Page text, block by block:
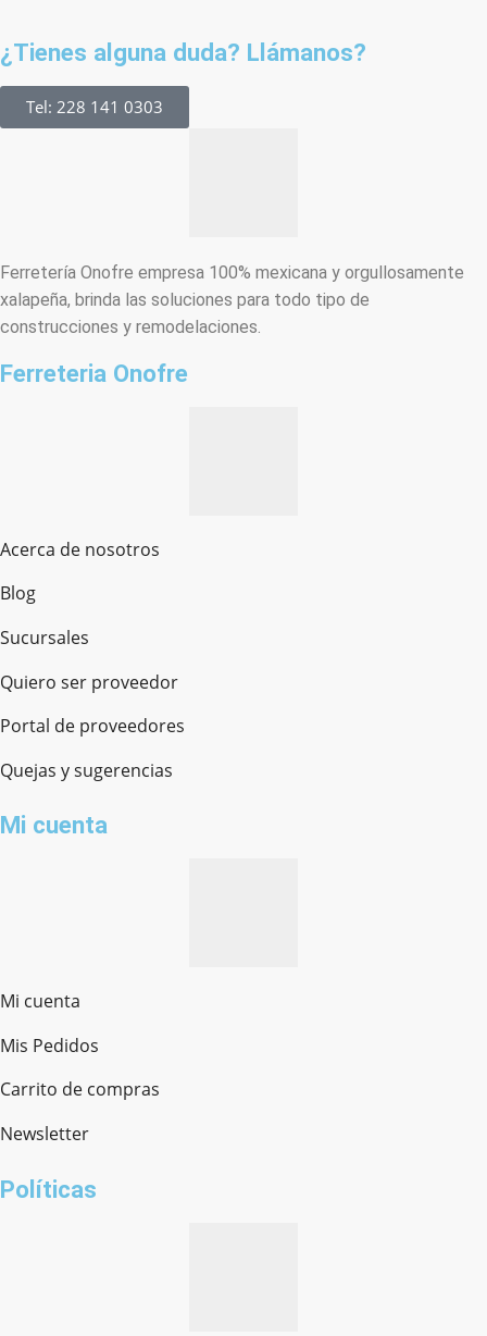
¿Tienes alguna duda? Llámanos?
Tel: 228 141 0303
Ferretería Onofre empresa 100% mexicana y orgullosamente
xalapeña, brinda las soluciones para todo tipo de
construcciones y remodelaciones.
Ferreteria Onofre
Acerca de nosotros
Blog
Sucursales
Quiero ser proveedor
Portal de proveedores
Quejas y sugerencias
Mi cuenta
Mi cuenta
Mis Pedidos
Carrito de compras
Newsletter
Políticas